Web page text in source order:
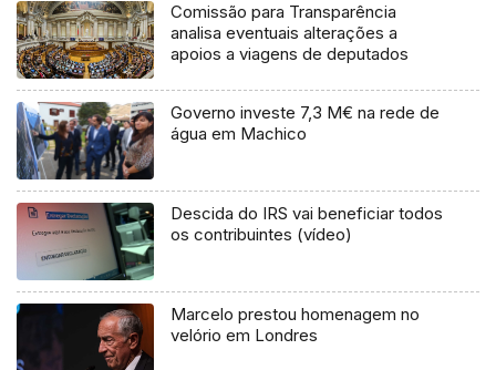
Comissão para Transparência
analisa eventuais alterações a
apoios a viagens de deputados
Governo investe 7,3 M€ na rede de
água em Machico
Descida do IRS vai beneficiar todos
os contribuintes (vídeo)
Marcelo prestou homenagem no
velório em Londres